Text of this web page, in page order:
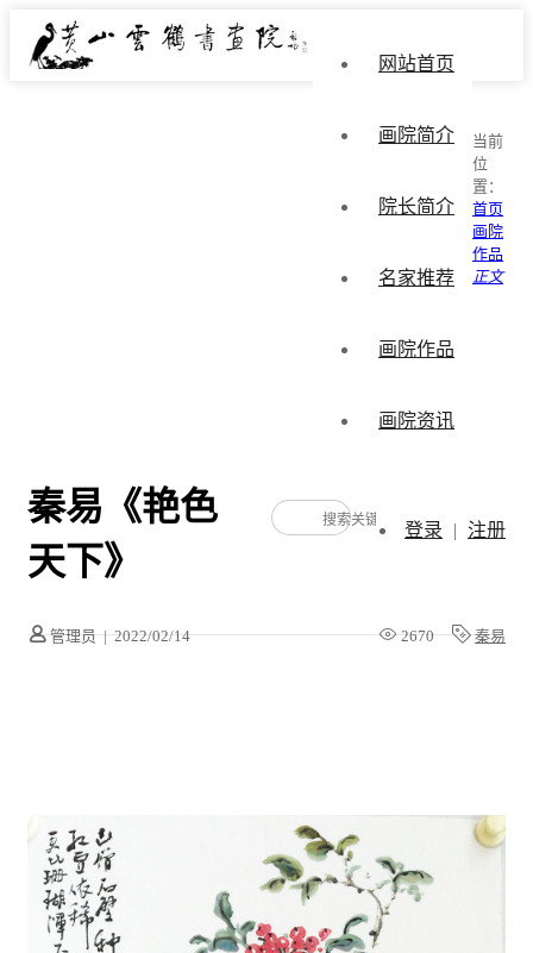
网站首页
画院简介
院长简介
名家推荐
画院作品
画院资讯
登录 | 注册
当前
位
置：
首页
画院
作品
正文
秦易《艳色
天下》
管理员 | 2022/02/14 2670 秦易